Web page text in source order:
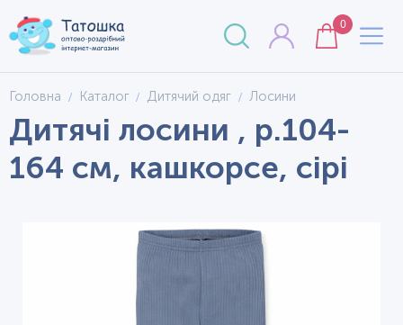
0
Головна Каталог Дитячий одяг Лосини
Дитячі лосини , р.104-
164 см, кашкорсе, сірі